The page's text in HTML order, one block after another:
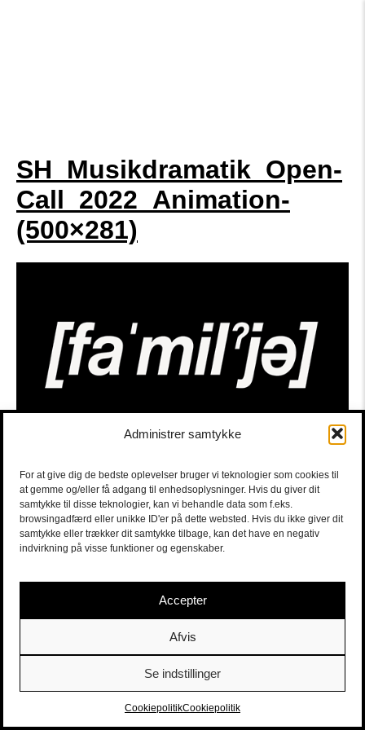
Administrer samtykke
For at give dig de bedste oplevelser bruger vi teknologier som cookies til
at gemme og/eller få adgang til enhedsoplysninger. Hvis du giver dit
samtykke til disse teknologier, kan vi behandle data som f.eks.
browsingadfærd eller unikke ID'er på dette websted. Hvis du ikke giver dit
samtykke eller trækker dit samtykke tilbage, kan det have en negativ
indvirkning på visse funktioner og egenskaber.
Accepter
Afvis
Se indstillinger
CookiepolitikCookiepolitik
SH_Musikdramatik_Open-
Call_2022_Animation-
(500×281)
Sort/Hvid | Staldgade 26-30 - 1699 Købehavn V |Billetter
|billet@sort-hvid.dk